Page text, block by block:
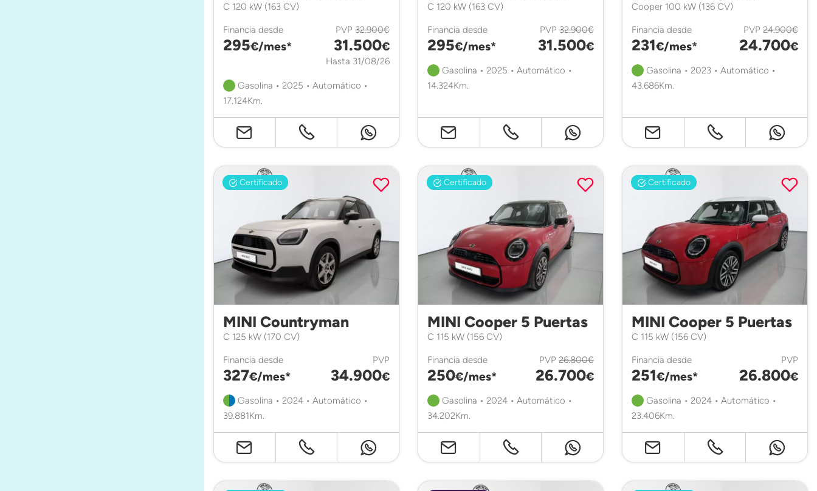
C 120 kW (163 CV)
Financia desde
295€/mes*
PVP 32.900€
31.500€
Hasta 31/08/26
Gasolina • 2025 • Automático •
17.124Km.
C 120 kW (163 CV)
Financia desde
295€/mes*
PVP 32.900€
31.500€
Gasolina • 2025 • Automático •
14.324Km.
Cooper 100 kW (136 CV)
Financia desde
231€/mes*
PVP 24.900€
24.700€
Gasolina • 2023 • Automático •
43.686Km.
Certificado
MINI Countryman
C 125 kW (170 CV)
Financia desde
327€/mes*
PVP
34.900€
Gasolina • 2024 • Automático •
39.881Km.
Certificado
MINI Cooper 5 Puertas
C 115 kW (156 CV)
Financia desde
250€/mes*
PVP 26.800€
26.700€
Gasolina • 2024 • Automático •
34.202Km.
Certificado
MINI Cooper 5 Puertas
C 115 kW (156 CV)
Financia desde
251€/mes*
PVP
26.800€
Gasolina • 2024 • Automático •
23.406Km.